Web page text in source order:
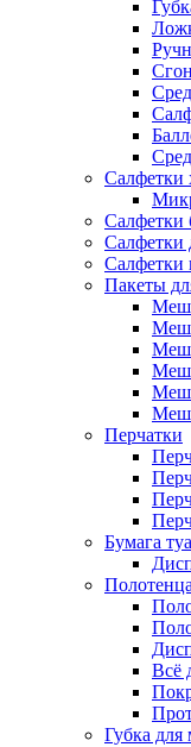
Салфетки
Салфетки
Салфетки
Салфетки
Пакеты
Перчатки
Бумага
Всё
Губка для